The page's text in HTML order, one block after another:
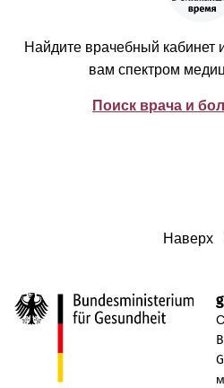
Найдите врачебный кабинет
вам спектром
Поиск врача и
Наверх